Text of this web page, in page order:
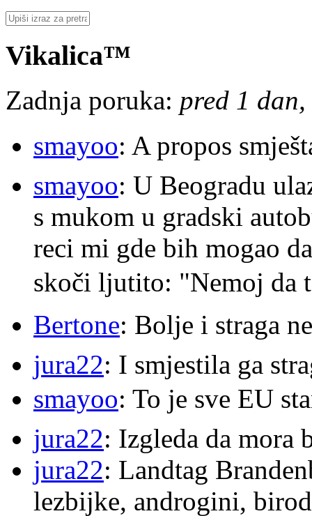
Vikalica™
Zadnja poruka: pred 1
smayoo: A propos
smayoo: U Beogradu
s mukom u gradski
reci mi gde bih mogao
skoči ljutito: "Nemoj da
Bertone: Bolje i straga
jura22: I smjestila ga
smayoo: To je sve EU
jura22: Izgleda da mora
jura22: Landtag
lezbijke, androgini,